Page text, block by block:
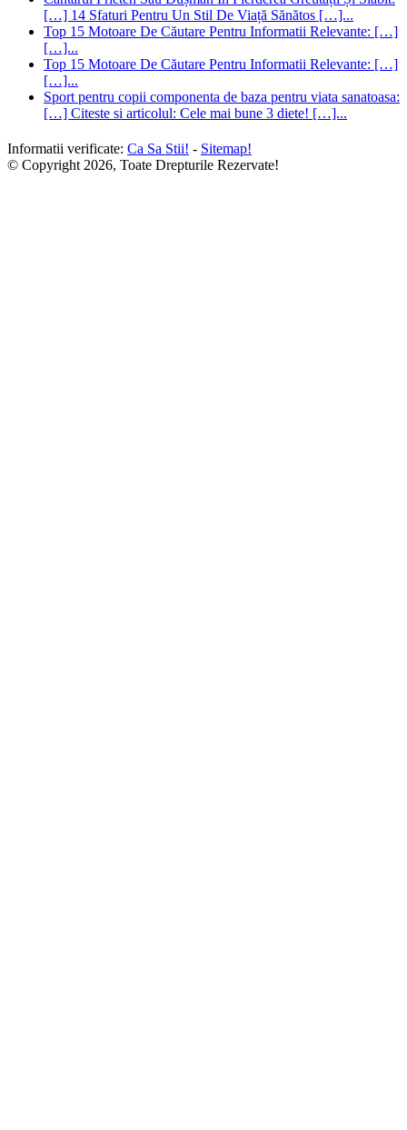
[…] 14 Sfaturi Pentru Un Stil De Viață Sănătos […]...
Top 15 Motoare De Căutare Pentru Informatii Relevante: […]
[…]...
Top 15 Motoare De Căutare Pentru Informatii Relevante: […]
[…]...
Sport pentru copii componenta de baza pentru viata sanatoasa:
[…] Citeste si articolul: Cele mai bune 3 diete! […]...
Informatii verificate: Ca Sa Stii! - Sitemap!
© Copyright 2026, Toate Drepturile Rezervate!